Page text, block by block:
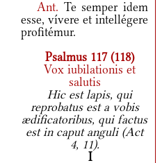
Ant. Te semper idem
esse, vívere et intellégere
profitémur.
Psalmus 117 (118)
Vox iubilationis et
salutis
Hic est lapis, qui
reprobatus est a vobis
ædificatoribus, qui factus
est in caput anguli (Act
4, 11).
I